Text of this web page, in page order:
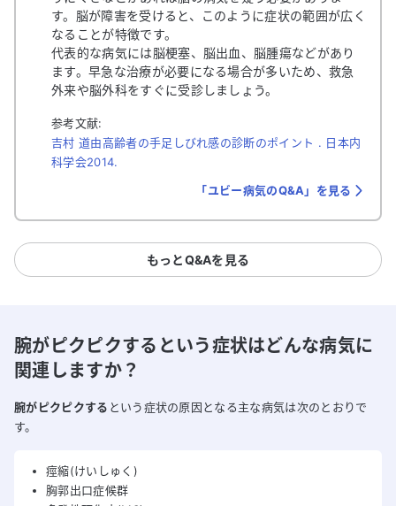
す。脳が障害を受けると、このように症状の範囲が広く
なることが特徴です。
代表的な病気には脳梗塞、脳出血、脳腫瘍などがあり
ます。早急な治療が必要になる場合が多いため、救急
外来や脳外科をすぐに受診しましょう。
参考文献:
吉村 道由高齢者の手足しびれ感の診断のポイント . 日本内
科学会2014.
「ユビー病気のQ&A」を見る
もっとQ&Aを見る
腕がピクピクするという症状はどんな病気に
関連しますか？
腕がピクピクする という症状の原因となる主な病気は次のとおりで
す。
痙縮(けいしゅく)
胸郭出口症候群